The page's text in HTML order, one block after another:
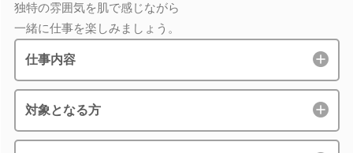
独特の雰囲気を肌で感じながら
一緒に仕事を楽しみましょう。
仕事内容
対象となる方